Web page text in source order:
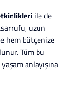
ile de
uzun
hem bütçenize
Tüm bu
anlayışına